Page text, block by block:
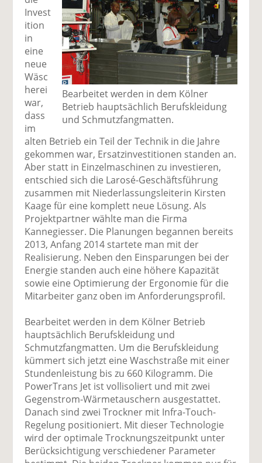
Bearbeitet werden in dem Kölner
Betrieb hauptsächlich Berufskleidung
und Schmutzfangmatten.
Invest
ition
in
eine
neue
Wäsc
herei
war,
dass
im
alten Betrieb ein Teil der Technik in die Jahre
gekommen war, Ersatzinvestitionen standen an.
Aber statt in Einzelmaschinen zu investieren,
entschied sich die Larosé-Geschäftsführung
zusammen mit Niederlassungsleiterin Kirsten
Kaage für eine komplett neue Lösung. Als
Projektpartner wählte man die Firma
Kannegiesser. Die Planungen begannen bereits
2013, Anfang 2014 startete man mit der
Realisierung. Neben den Einsparungen bei der
Energie standen auch eine höhere Kapazität
sowie eine Optimierung der Ergonomie für die
Mitarbeiter ganz oben im Anforderungsprofil.
Bearbeitet werden in dem Kölner Betrieb
hauptsächlich Berufskleidung und
Schmutzfangmatten. Um die Berufskleidung
kümmert sich jetzt eine Waschstraße mit einer
Stundenleistung bis zu 660 Kilogramm. Die
PowerTrans Jet ist voll­isoliert und mit zwei
Gegenstrom-Wärmetauschern ausgestattet.
Danach sind zwei Trockner mit Infra-Touch-
Regelung positioniert. Mit dieser Technologie
wird der optimale Trocknungszeitpunkt unter
Berücksichtigung verschiedener Parameter